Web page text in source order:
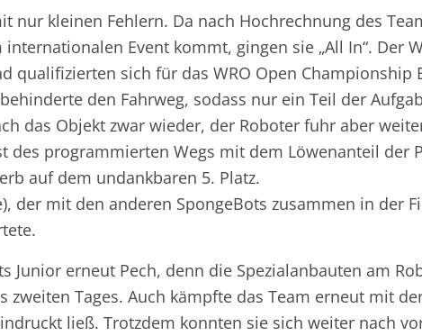
nur kleinen Fehlern. Da nach Hochrechnung des
Event kommt, gingen sie „All In“. Der
qualifizierten sich für das WRO Open Championship
den Fahrweg, sodass nur ein Teil der
das Objekt zwar wieder, der Roboter fuhr aber
des programmierten Wegs mit dem Löwenanteil der
auf dem undankbaren 5. Platz.
der mit den anderen SpongeBots zusammen in der
Junior erneut Pech, denn die Spezialanbauten am
zweiten Tages. Auch kämpfte das Team erneut mit
ließ. Trotzdem konnten sie sich weiter nach